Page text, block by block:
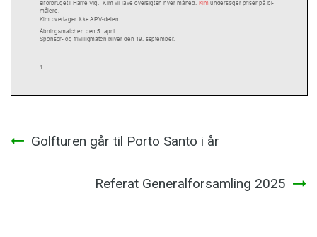
Indlægsnavigation
Golfturen går til Porto Santo i år
Referat Generalforsamling 2025